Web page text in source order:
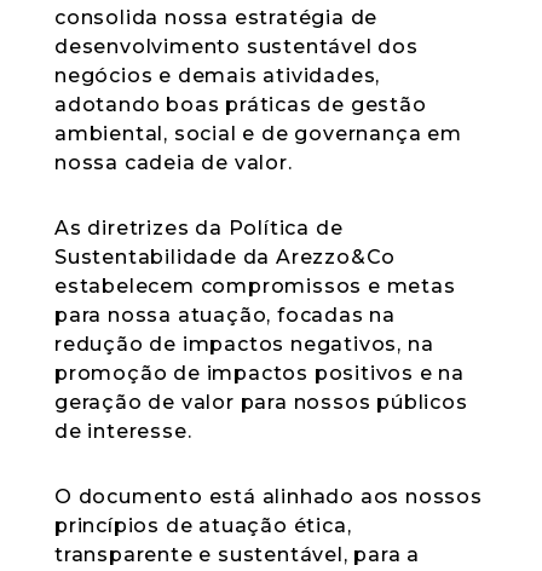
consolida nossa estratégia de
desenvolvimento sustentável dos
negócios e demais atividades,
adotando boas práticas de gestão
ambiental, social e de governança em
nossa cadeia de valor.
As diretrizes da Política de
Sustentabilidade da Arezzo&Co
estabelecem compromissos e metas
para nossa atuação, focadas na
redução de impactos negativos, na
promoção de impactos positivos e na
geração de valor para nossos públicos
de interesse.
O documento está alinhado aos nossos
princípios de atuação ética,
transparente e sustentável, para a